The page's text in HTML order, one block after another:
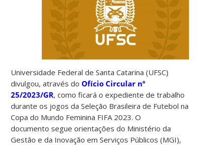
Universidade Federal de Santa Catarina (UFSC)
divulgou, através doOfício Circular nº
25/2023/GR, como ficará o expediente de trabalho
durante os jogos da Seleção Brasileira de Futebol na
Copa do Mundo Feminina FIFA 2023. O
documento segue orientações do Ministério da
Gestão e da Inovação em Serviços Públicos (MGI),